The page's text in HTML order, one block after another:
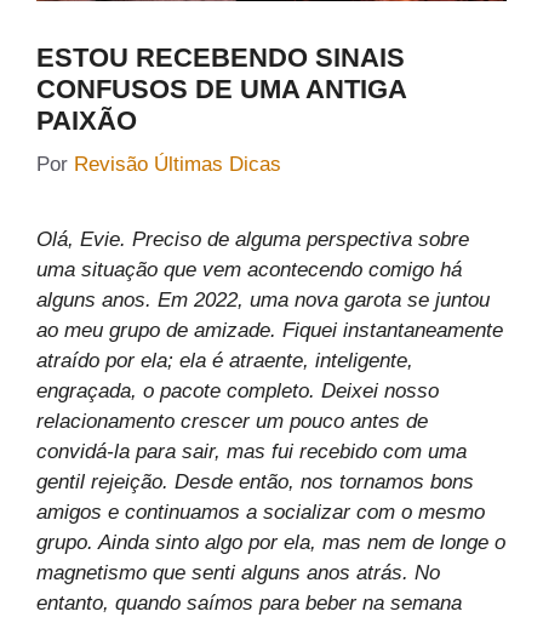
ESTOU RECEBENDO SINAIS
CONFUSOS DE UMA ANTIGA
PAIXÃO
Por Revisão Últimas Dicas
Olá, Evie. Preciso de alguma perspectiva sobre
uma situação que vem acontecendo comigo há
alguns anos. Em 2022, uma nova garota se juntou
ao meu grupo de amizade. Fiquei instantaneamente
atraído por ela; ela é atraente, inteligente,
engraçada, o pacote completo. Deixei nosso
relacionamento crescer um pouco antes de
convidá-la para sair, mas fui recebido com uma
gentil rejeição. Desde então, nos tornamos bons
amigos e continuamos a socializar com o mesmo
grupo. Ainda sinto algo por ela, mas nem de longe o
magnetismo que senti alguns anos atrás. No
entanto, quando saímos para beber na semana